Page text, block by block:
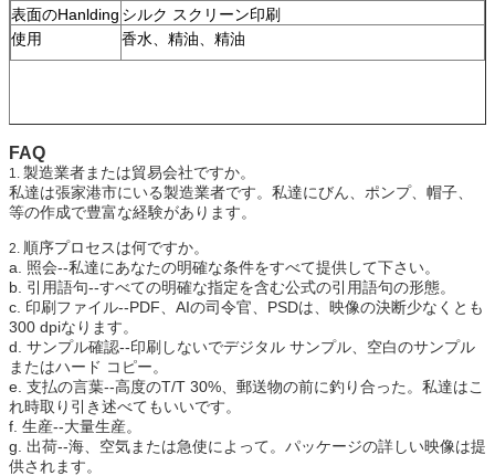
表面のHanlding シルク スクリーン印刷
使用
香水、精油、精油
FAQ
1. 製造業者または貿易会社ですか。
私達は張家港市にいる製造業者です。私達にびん、ポンプ、帽子、
等の作成で豊富な経験があります。
2. 順序プロセスは何ですか。
a. 照会--私達にあなたの明確な条件をすべて提供して下さい。
b. 引用語句--すべての明確な指定を含む公式の引用語句の形態。
c. 印刷ファイル--PDF、AIの司令官、PSDは、映像の決断少なくとも
300 dpiなります。
d. サンプル確認--印刷しないでデジタル サンプル、空白のサンプル
またはハード コピー。
e. 支払の言葉--高度のT/T 30%、郵送物の前に釣り合った。私達はこ
れ時取り引き述べてもいいです。
f. 生産--大量生産。
g. 出荷--海、空気または急使によって。パッケージの詳しい映像は提
供されます。